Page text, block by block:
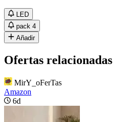
LED
pack 4
Añadir
Ofertas relacionadas
MirY_oFerTas
Amazon
6d